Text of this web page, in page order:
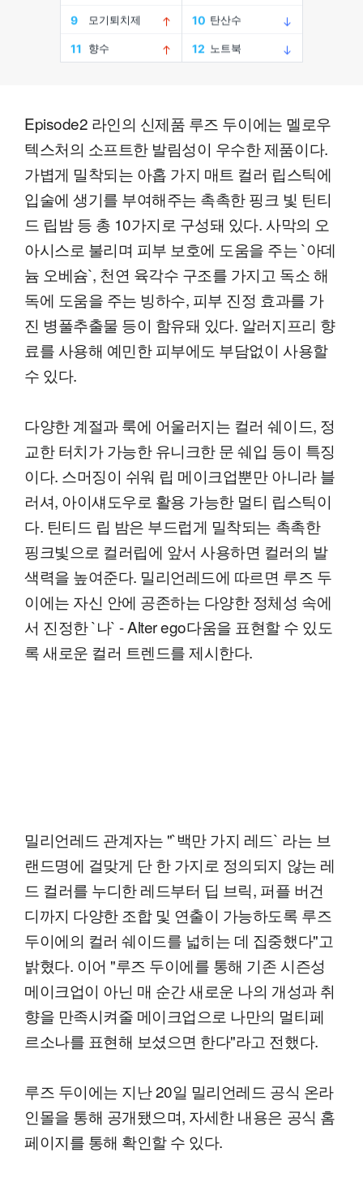
Episode2 라인의 신제품 루즈 두이에는 멜로우
텍스처의 소프트한 발림성이 우수한 제품이다.
가볍게 밀착되는 아홉 가지 매트 컬러 립스틱에
입술에 생기를 부여해주는 촉촉한 핑크 빛 틴티
드 립밤 등 총 10가지로 구성돼 있다. 사막의 오
아시스로 불리며 피부 보호에 도움을 주는 `아데
늄 오베슘`, 천연 육각수 구조를 가지고 독소 해
독에 도움을 주는 빙하수, 피부 진정 효과를 가
진 병풀추출물 등이 함유돼 있다. 알러지프리 향
료를 사용해 예민한 피부에도 부담없이 사용할
수 있다.
다양한 계절과 룩에 어울러지는 컬러 쉐이드, 정
교한 터치가 가능한 유니크한 문 쉐입 등이 특징
이다. 스머징이 쉬워 립 메이크업뿐만 아니라 블
러셔, 아이섀도우로 활용 가능한 멀티 립스틱이
다. 틴티드 립 밤은 부드럽게 밀착되는 촉촉한
핑크빛으로 컬러립에 앞서 사용하면 컬러의 발
색력을 높여준다. 밀리언레드에 따르면 루즈 두
이에는 자신 안에 공존하는 다양한 정체성 속에
서 진정한 `나` - Alter ego다움을 표현할 수 있도
록 새로운 컬러 트렌드를 제시한다.
밀리언레드 관계자는 "`백만 가지 레드` 라는 브
랜드명에 걸맞게 단 한 가지로 정의되지 않는 레
드 컬러를 누디한 레드부터 딥 브릭, 퍼플 버건
디까지 다양한 조합 및 연출이 가능하도록 루즈
두이에의 컬러 쉐이드를 넓히는 데 집중했다"고
밝혔다. 이어 "루즈 두이에를 통해 기존 시즌성
메이크업이 아닌 매 순간 새로운 나의 개성과 취
향을 만족시켜줄 메이크업으로 나만의 멀티페
르소나를 표현해 보셨으면 한다"라고 전했다.
루즈 두이에는 지난 20일 밀리언레드 공식 온라
인몰을 통해 공개됐으며, 자세한 내용은 공식 홈
페이지를 통해 확인할 수 있다.